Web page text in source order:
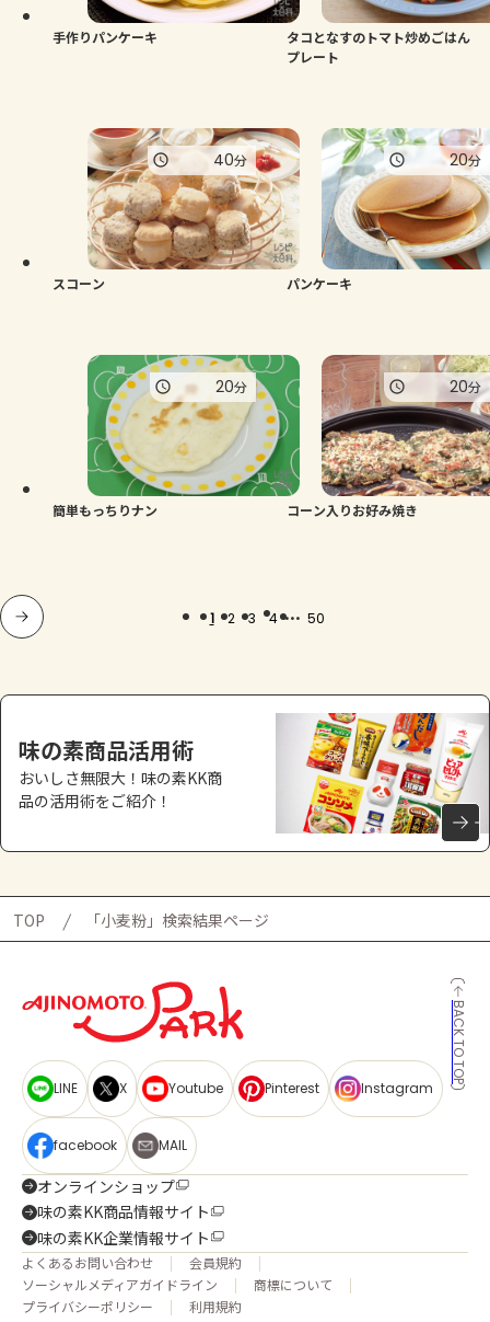
手作りパンケーキ
タコとなすのトマト炒めごはん
プレート
スコーン
40分
パンケーキ
20分
簡単もっちりナン
20分
コーン入りお好み焼き
20分
1 2 3 4 ... 50
味の素商品活用術
おいしさ無限大！味の素KK商
品の活用術をご紹介！
TOP 「小麦粉」検索結果ページ
BACK TO TOP
LINE X Youtube Pinterest Instagram
facebook MAIL
オンラインショップ
味の素KK商品情報サイト
味の素KK企業情報サイト
よくあるお問い合わせ
会員規約
ソーシャルメディアガイドライン
商標について
プライバシーポリシー
利用規約